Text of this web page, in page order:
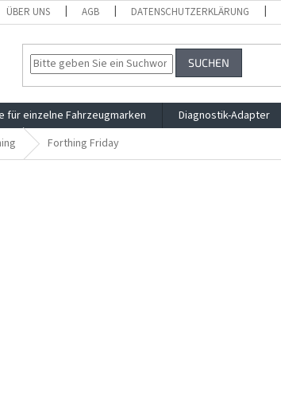
ÜBER UNS AGB DATENSCHUTZERKLÄRUNG
SUCHEN
für einzelne Fahrzeugmarken Diagnostik-Adapter
Forthing Friday